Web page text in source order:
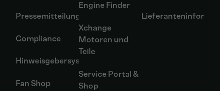
Pressemitteilungen
Compliance
Hinweisgebersystem
Fan Shop
Engine Finder
Xchange
Motoren und
Teile
Service Portal &
Shop